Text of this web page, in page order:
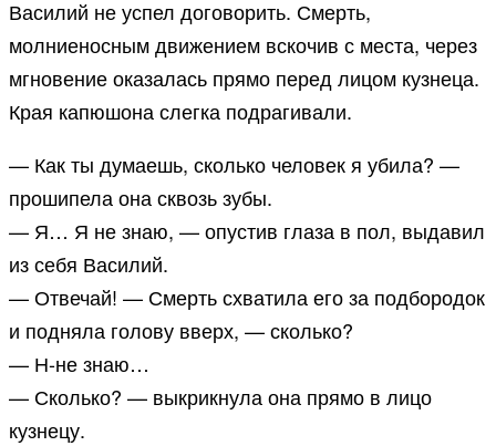
Василий не успел договорить. Смерть,
молниеносным движением вскочив с места, через
мгновение оказалась прямо перед лицом кузнеца.
Края капюшона слегка подрагивали.
— Как ты думаешь, сколько человек я убила? —
прошипела она сквозь зубы.
— Я… Я не знаю, — опустив глаза в пол, выдавил
из себя Василий.
— Отвечай! — Смерть схватила его за подбородок
и подняла голову вверх, — сколько?
— Н-не знаю…
— Сколько? — выкрикнула она прямо в лицо
кузнецу.